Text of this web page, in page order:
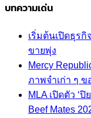
บทความเด่น
เริ่มต้นเปิดธุร
ขายพุ่ง
Mercy
ภาพจำเก่า ๆ
MLA เปิดตัว ‘
Beef Mates